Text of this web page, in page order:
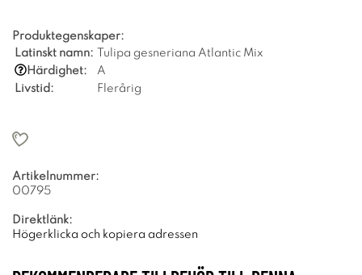
Produktegenskaper:
Latinskt namn: Tulipa gesneriana Atlantic Mix
Härdighet:
A
Livstid:
Flerårig
Artikelnummer:
00795
Direktlänk:
Högerklicka och kopiera adressen